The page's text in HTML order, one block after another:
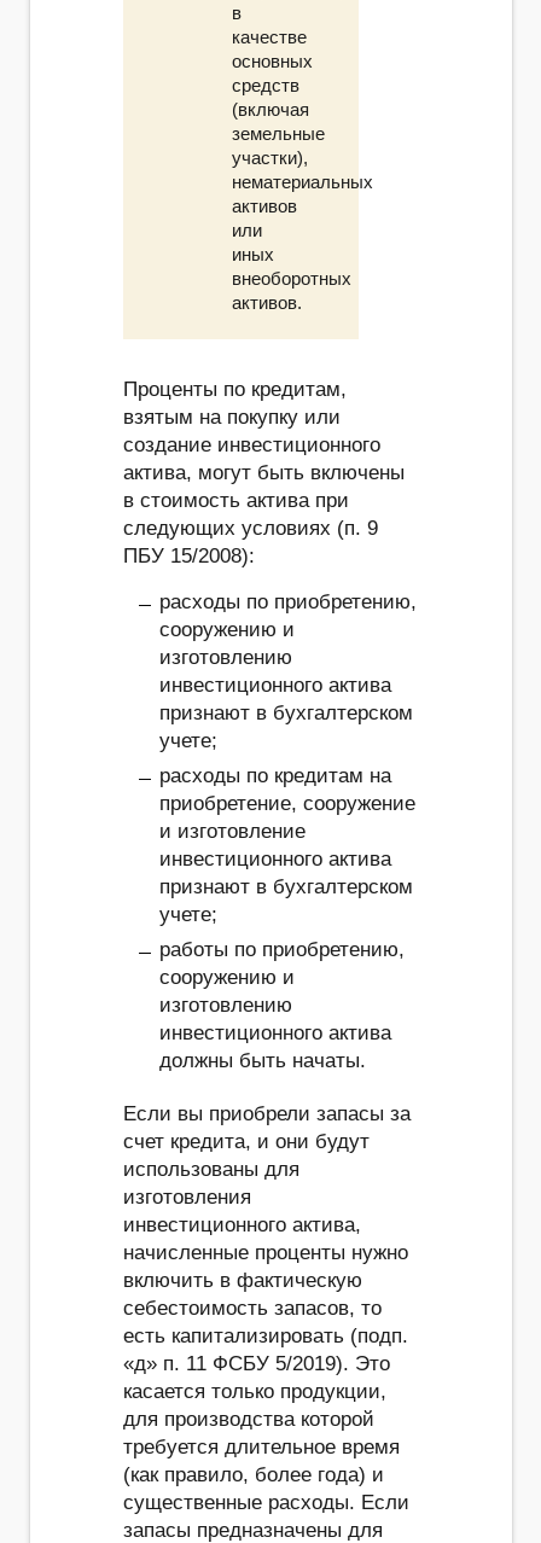
в
качестве
основных
средств
(включая
земельные
участки),
нематериальных
активов
или
иных
внеоборотных
активов.
Проценты по кредитам,
взятым на покупку или
создание инвестиционного
актива, могут быть включены
в стоимость актива при
следующих условиях (п. 9
ПБУ 15/2008):
расходы по приобретению,
сооружению и
изготовлению
инвестиционного актива
признают в бухгалтерском
учете;
расходы по кредитам на
приобретение, сооружение
и изготовление
инвестиционного актива
признают в бухгалтерском
учете;
работы по приобретению,
сооружению и
изготовлению
инвестиционного актива
должны быть начаты.
Если вы приобрели запасы за
счет кредита, и они будут
использованы для
изготовления
инвестиционного актива,
начисленные проценты нужно
включить в фактическую
себестоимость запасов, то
есть капитализировать (подп.
«д» п. 11 ФСБУ 5/2019). Это
касается только продукции,
для производства которой
требуется длительное время
(как правило, более года) и
существенные расходы. Если
запасы предназначены для